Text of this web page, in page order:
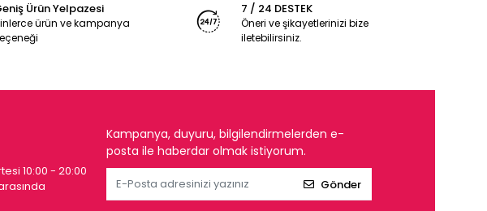
Ürün Yelpazesi
ürün ve kampanya
7 / 24 DESTEK
Öneri ve şikayetlerinizi bize
iletebilirsiniz.
10:00 - 20:00
Kampanya, duyuru, bilgilendirmelerden e-
posta ile haberdar olmak istiyorum.
Gönder